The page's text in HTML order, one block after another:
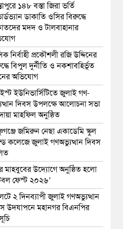
১৪৮ বস্তা জিরা ভর্তি
ডাকাতি ওসির বিরুদ্ধে
মদদ ও টালবাহানার
নির্বাহী প্রকৌশলী রজি উদ্দিনের
বিপুল দুর্নীতি ও নকশাবহির্ভূত
অভিযোগ
ইস্ট ইউনিভার্সিটিতে জুলাই গণ-
দিবস উপলক্ষে আলোচনা সভা
মাহফিল অনুষ্ঠিত
জমিরুন নেছা একাডেমি স্কুল
কলেজে জুলাই গণঅভ্যুত্থান দিবস
মাহবুবের উদ্যোগে অনুষ্ঠিত হলো
ফেস্ট ২০২৬’
২ দিনব্যাপী জুলাই গণঅভ্যুত্থান
উদযাপনে মহানগর বিএনপির